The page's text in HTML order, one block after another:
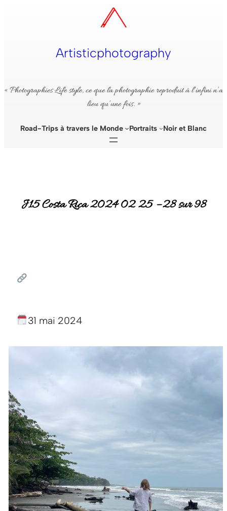
Artisticphotography
« Photographies Life style, ce que la photographie reproduit à l’infini n’a
lieu qu’une fois. »
Road-Trips à travers le Monde Portraits Noir et Blanc
J15 Costa Rica 2024 02 25 – 28 sur 98
31 mai 2024